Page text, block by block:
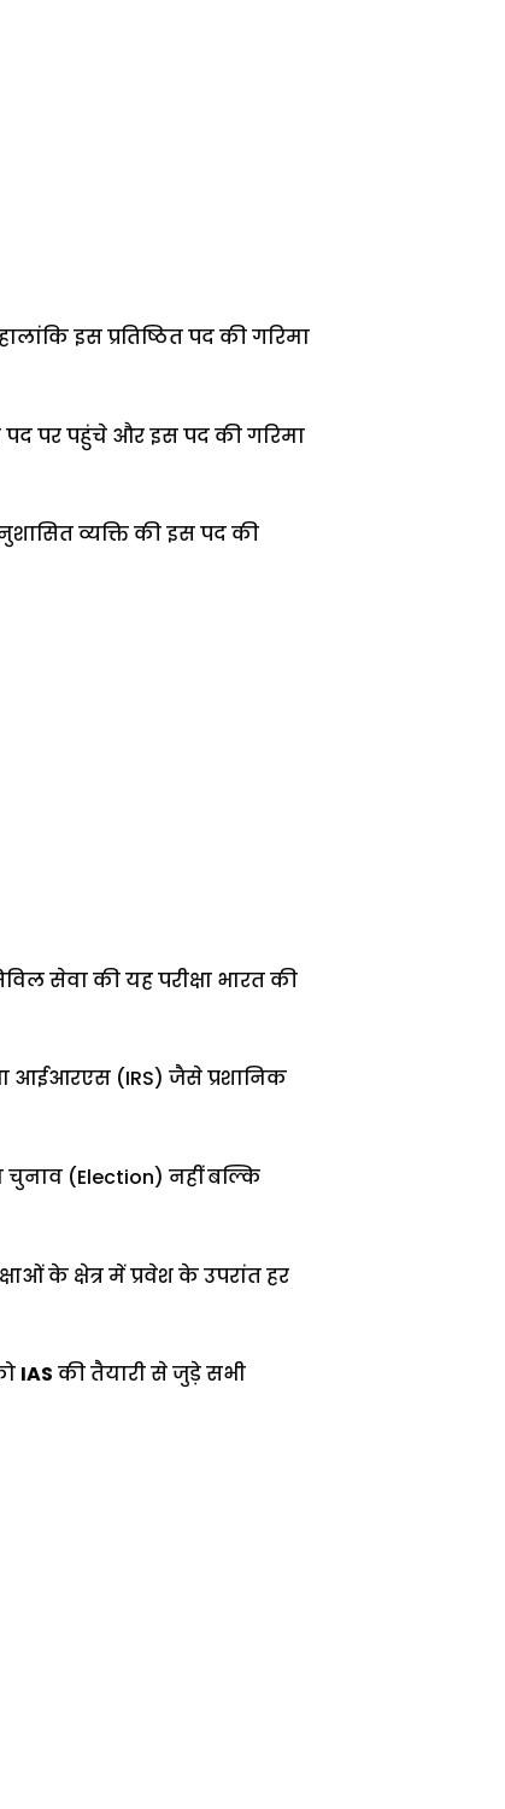
इस प्रतिष्ठित पद की गरिमा
पद पर पहुंचे और इस पद की गरिमा
व्यक्ति की इस पद की
सेवा की यह परीक्षा भारत की
आईआरएस (IRS) जैसे प्रशानिक
(Election) नहीं बल्कि
के क्षेत्र में प्रवेश के उपरांत हर
IAS की तैयारी से जुड़े सभी